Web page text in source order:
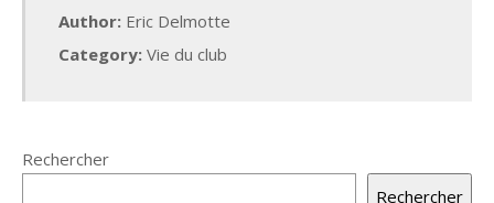
Author: Eric Delmotte
Category: Vie du club
Rechercher
Rechercher